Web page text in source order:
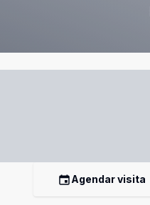
Agendar visita